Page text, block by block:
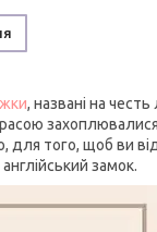
, названі на
захоплювалися
для того, щоб ви
замок.